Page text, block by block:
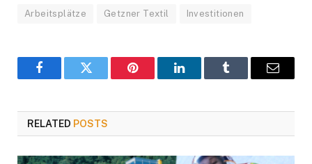
Arbeitsplätze Getzner Textil Investitionen
FacebookTwitter Pinterest LinkedInTumblr Email
RELATED POSTS